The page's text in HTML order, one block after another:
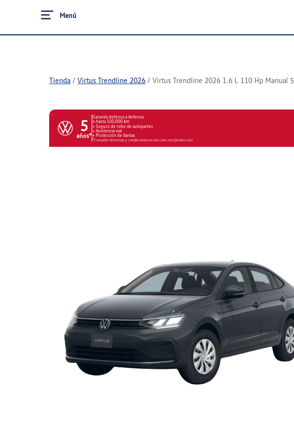
Menú
Tienda / Virtus Trendline 2026 /Virtus Trendline 2026 1.6 L 110 Hp Manual 5
5
años*
Garantía defensa a defensa
o hasta 100,000 km
Seguro de robo de autopartes
Asistencia vial
Protección de llantas
*Consulta términos y condiciones en vw.com.mx/proteccion